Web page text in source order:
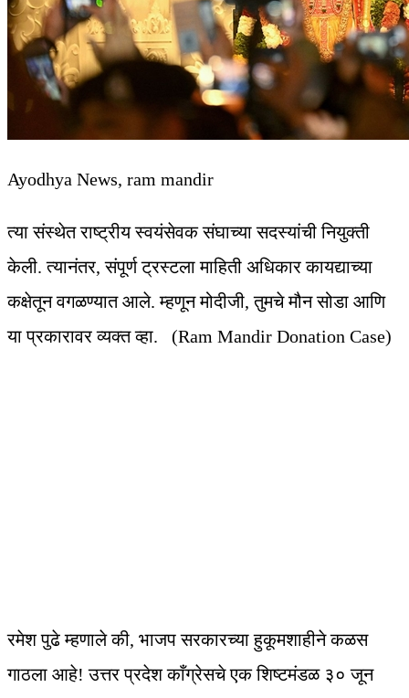
Ayodhya News, ram mandir
त्या संस्थेत राष्ट्रीय स्वयंसेवक संघाच्या सदस्यांची नियुक्ती
केली. त्यानंतर, संपूर्ण ट्रस्टला माहिती अधिकार कायद्याच्या
कक्षेतून वगळण्यात आले. म्हणून मोदीजी, तुमचे मौन सोडा आणि
या प्रकारावर व्यक्त व्हा. (Ram Mandir Donation Case)
रमेश पुढे म्हणाले की, भाजप सरकारच्या हुकूमशाहीने कळस
गाठला आहे! उत्तर प्रदेश काँग्रेसचे एक शिष्टमंडळ ३० जून